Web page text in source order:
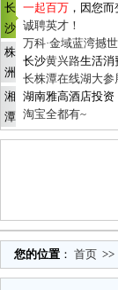
长
沙
株
洲
湘
潭
一起百万 ，因您而
诚聘英才！
万科·金域蓝湾撼
长沙黄兴路生活消
长株潭在线湖大参
湖南雅高酒店投资
淘宝全都有~
您的位置 ： 首页 >>